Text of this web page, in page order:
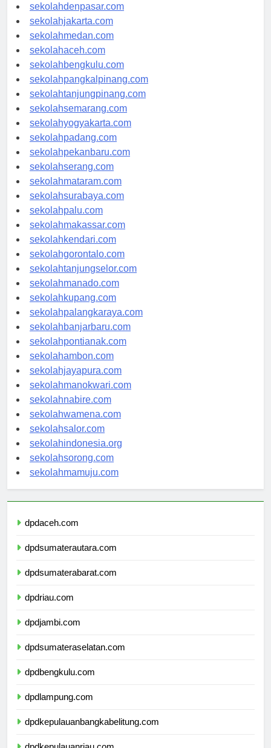
sekolahdenpasar.com
sekolahjakarta.com
sekolahmedan.com
sekolahaceh.com
sekolahbengkulu.com
sekolahpangkalpinang.com
sekolahtanjungpinang.com
sekolahsemarang.com
sekolahyogyakarta.com
sekolahpadang.com
sekolahpekanbaru.com
sekolahserang.com
sekolahmataram.com
sekolahsurabaya.com
sekolahpalu.com
sekolahmakassar.com
sekolahkendari.com
sekolahgorontalo.com
sekolahtanjungselor.com
sekolahmanado.com
sekolahkupang.com
sekolahpalangkaraya.com
sekolahbanjarbaru.com
sekolahpontianak.com
sekolahambon.com
sekolahjayapura.com
sekolahmanokwari.com
sekolahnabire.com
sekolahwamena.com
sekolahsalor.com
sekolahindonesia.org
sekolahsorong.com
sekolahmamuju.com
dpdaceh.com
dpdsumaterautara.com
dpdsumaterabarat.com
dpdriau.com
dpdjambi.com
dpdsumateraselatan.com
dpdbengkulu.com
dpdlampung.com
dpdkepulauanbangkabelitung.com